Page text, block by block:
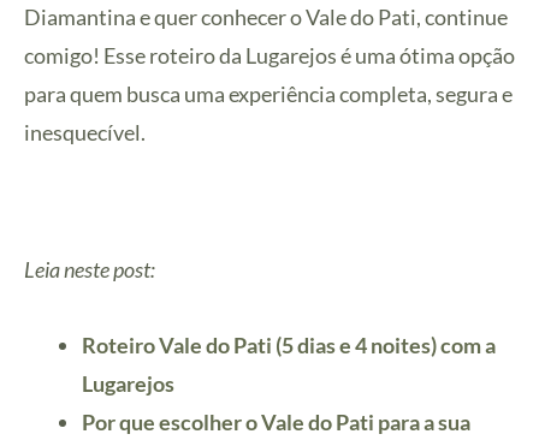
Diamantina e quer conhecer o Vale do Pati, continue
comigo! Esse roteiro da Lugarejos é uma ótima opção
para quem busca uma experiência completa, segura e
inesquecível.
Leia neste post:
Roteiro Vale do Pati (5 dias e 4 noites) com a
Lugarejos
Por que escolher o Vale do Pati para a sua